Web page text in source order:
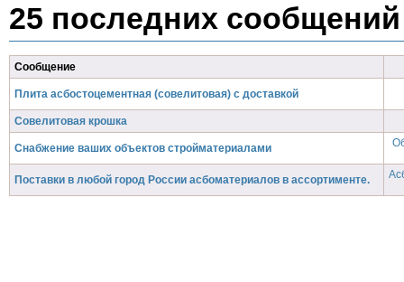
25 последних
Сообщение
Плита асбостоцементная (совелитовая) с доставкой
Совелитовая крошка
Снабжение ваших объектов стройматериалами
Поставки в любой город России асбоматериалов в ассортименте.